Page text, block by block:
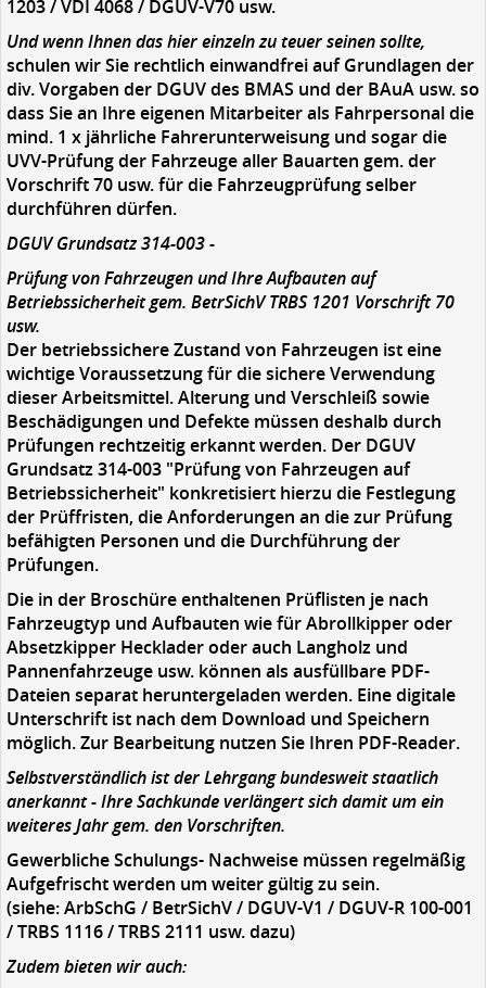
1203 / VDI 4068 / DGUV-V70 usw.
Und wenn Ihnen das hier einzeln zu teuer seinen sollte,
schulen wir Sie rechtlich einwandfrei auf Grundlagen der
div. Vorgaben der DGUV des BMAS und der BAuA usw. so
dass Sie an Ihre eigenen Mitarbeiter als Fahrpersonal die
mind. 1 x jährliche Fahrerunterweisung und sogar die
UVV-Prüfung der Fahrzeuge aller Bauarten gem. der
Vorschrift 70 usw. für die Fahrzeugprüfung selber
durchführen dürfen.
DGUV Grundsatz 314-003 -
Prüfung von Fahrzeugen und Ihre Aufbauten auf
Betriebssicherheit gem. BetrSichV TRBS 1201 Vorschrift 70
usw.
Der betriebssichere Zustand von Fahrzeugen ist eine
wichtige Voraussetzung für die sichere Verwendung
dieser Arbeitsmittel. Alterung und Verschleiß sowie
Beschädigungen und Defekte müssen deshalb durch
Prüfungen rechtzeitig erkannt werden. Der DGUV
Grundsatz 314-003 "Prüfung von Fahrzeugen auf
Betriebssicherheit" konkretisiert hierzu die Festlegung
der Prüffristen, die Anforderungen an die zur Prüfung
befähigten Personen und die Durchführung der
Prüfungen.
Die in der Broschüre enthaltenen Prüflisten je nach
Fahrzeugtyp und Aufbauten wie für Abrollkipper oder
Absetzkipper Hecklader oder auch Langholz und
Pannenfahrzeuge usw. können als ausfüllbare PDF-
Dateien separat heruntergeladen werden. Eine digitale
Unterschrift ist nach dem Download und Speichern
möglich. Zur Bearbeitung nutzen Sie Ihren PDF-Reader.
Selbstverständlich ist der Lehrgang bundesweit staatlich
anerkannt - Ihre Sachkunde verlängert sich damit um ein
weiteres Jahr gem. den Vorschriften.
Gewerbliche Schulungs- Nachweise müssen regelmäßig
Aufgefrischt werden um weiter gültig zu sein.
(siehe: ArbSchG / BetrSichV / DGUV-V1 / DGUV-R 100-001
/ TRBS 1116 / TRBS 2111 usw. dazu)
Zudem bieten wir auch: